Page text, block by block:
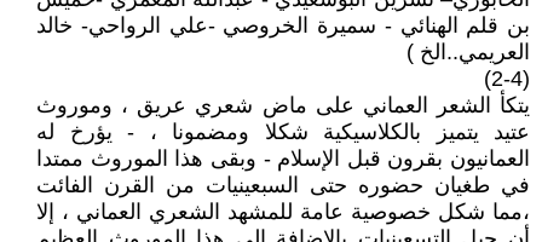
بن قلم الهنائي - سميرة الخروصي -علي الرواحي- خالد
العريمي..الخ )
(2-4)
يتكأ الشعر العماني على ماض شعري عريق ، وموروث
عتيد يتميز بالكلاسيكية شكلا ومضمونا ، - يؤرخ له
العمانيون بقرون قبل الإسلام - وبقى هذا الموروث ممتدا
في طغيان حضوره حتى السبعينيات من القرن الفائت
،مما شكل خصوصية عامة للمشهد الشعري العماني ، إلا